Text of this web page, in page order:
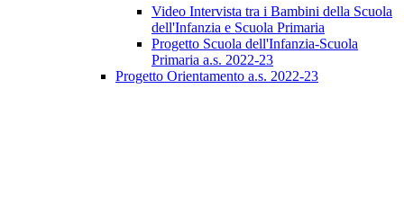
Video Intervista tra i Bambini della Scuola
dell'Infanzia e Scuola Primaria
Progetto Scuola dell'Infanzia-Scuola
Primaria a.s. 2022-23
Progetto Orientamento a.s. 2022-23